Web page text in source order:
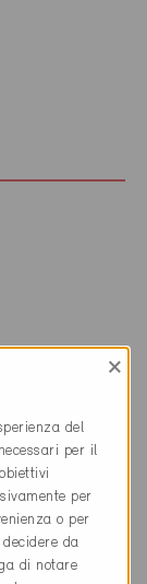
CVCS
×
del
per il
per
o per
da
di notare